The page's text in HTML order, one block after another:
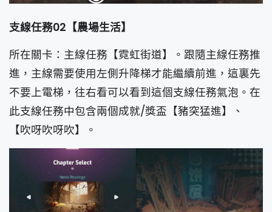
支線任務02【農場生活】
所在關卡：主線任務【霓虹街道】。跟隨主線任務推
進，主線需要使用左側升降梯才能繼續前進，這裏先
不要上電梯，往右看可以看到這個支線任務氣泡。在
此支線任務中包含兩個成就/獎盃【豬突猛進】、
【吹呀吹呀吹】。